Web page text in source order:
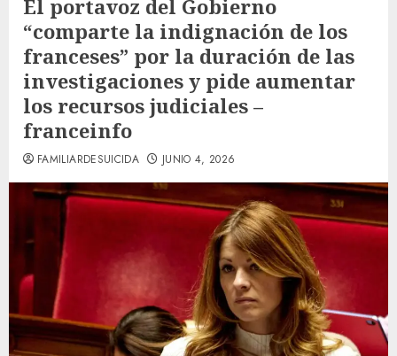
El portavoz del Gobierno
“comparte la indignación de los
franceses” por la duración de las
investigaciones y pide aumentar
los recursos judiciales –
franceinfo
FAMILIARDESUICIDA JUNIO 4, 2026